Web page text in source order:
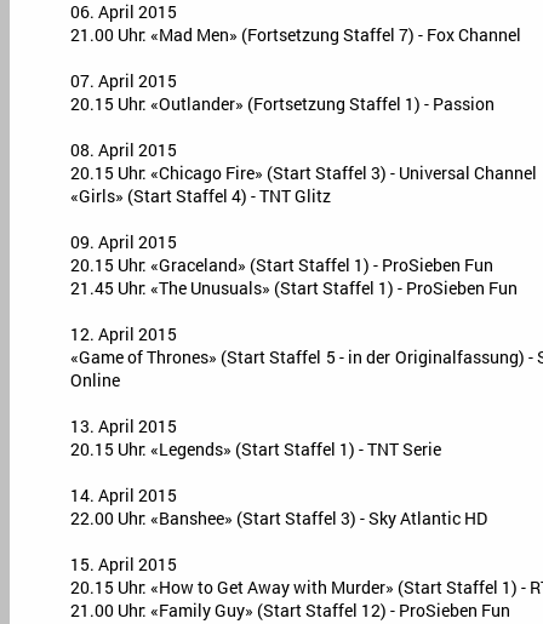
06. April 2015
21.00 Uhr: «Mad Men» (Fortsetzung Staffel 7) - Fox Channel
07. April 2015
20.15 Uhr: «Outlander» (Fortsetzung Staffel 1) - Passion
08. April 2015
20.15 Uhr: «Chicago Fire» (Start Staffel 3) - Universal Channel
«Girls» (Start Staffel 4) - TNT Glitz
09. April 2015
20.15 Uhr: «Graceland» (Start Staffel 1) - ProSieben Fun
21.45 Uhr: «The Unusuals» (Start Staffel 1) - ProSieben Fun
12. April 2015
«Game of Thrones» (Start Staffel 5 - in der Originalfassung) -
Online
13. April 2015
20.15 Uhr: «Legends» (Start Staffel 1) - TNT Serie
14. April 2015
22.00 Uhr: «Banshee» (Start Staffel 3) - Sky Atlantic HD
15. April 2015
20.15 Uhr: «How to Get Away with Murder» (Start Staffel 1) -
21.00 Uhr: «Family Guy» (Start Staffel 12) - ProSieben Fun